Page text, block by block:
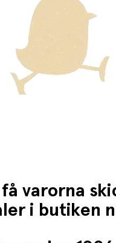
varorna
i butiken